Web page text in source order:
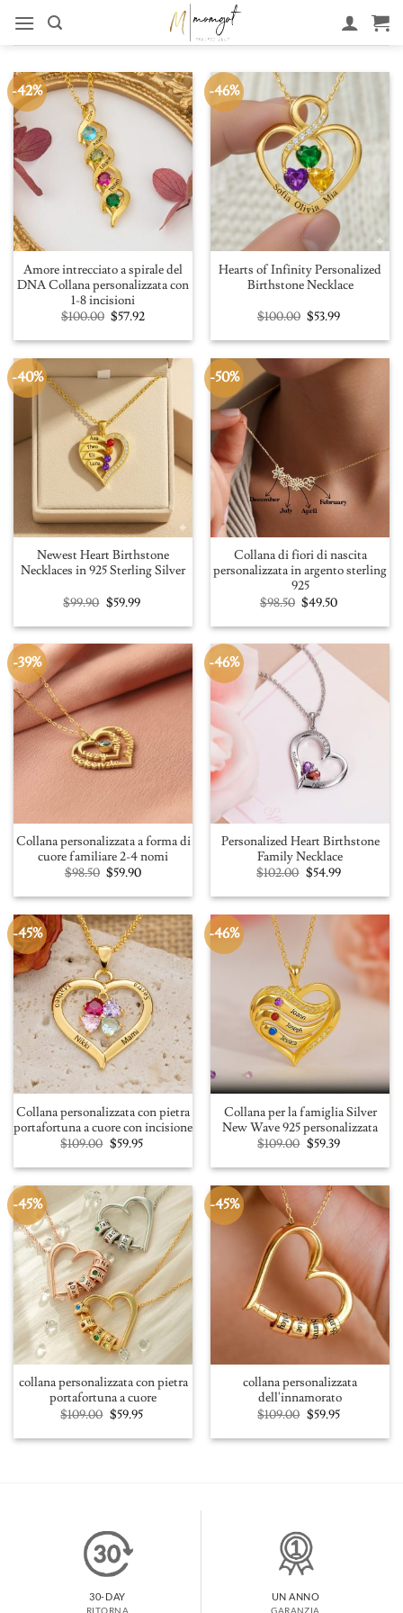
-42%
Amore intrecciato a spirale del
DNA Collana personalizzata con
1-8 incisioni
$100.00 Original
price
was:
$57.92Current
is:
-46%
Hearts of Infinity Personalized
Birthstone Necklace
$100.00 Original
price
was:
$53.99Current
is:
-40%
Newest Heart Birthstone
Necklaces in 925 Sterling Silver
$99.90 Original
price
was:
$59.99Current
is:
-50%
Collana di fiori di nascita
personalizzata in argento sterling
925
$98.50 Original
price
was:
$49.50Current
is:
-39%
Collana personalizzata a forma di
cuore familiare 2-4 nomi
$98.50 Original
price
was:
$59.90Current
is:
-46%
Personalized Heart Birthstone
Family Necklace
$102.00 Original
price
was:
$54.99Current
is:
-45%
Collana personalizzata con pietra
portafortuna a cuore con incisione
$109.00 Original
price
was:
$59.95Current
is:
-46%
Collana per la famiglia Silver
New Wave 925 personalizzata
$109.00 Original
price
was:
$59.39Current
is:
-45%
collana personalizzata con pietra
portafortuna a cuore
$109.00 Original
price
was:
$59.95Current
is:
-45%
collana personalizzata
dell'innamorato
$109.00 Original
price
was:
$59.95Current
is:
30-DAY
RITORNA
UN ANNO
GARANZIA